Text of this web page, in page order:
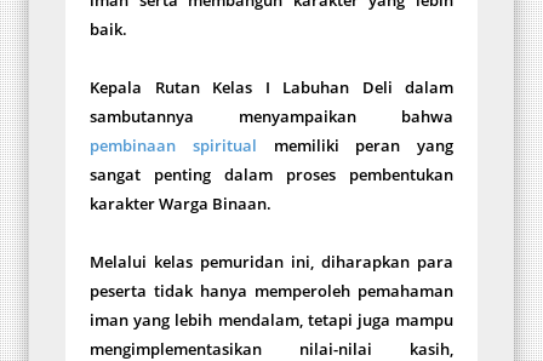
baik.
Kepala Rutan Kelas I Labuhan Deli dalam
sambutannya menyampaikan bahwa
pembinaan spiritual memiliki peran yang
sangat penting dalam proses pembentukan
karakter Warga Binaan.
Melalui kelas pemuridan ini, diharapkan para
peserta tidak hanya memperoleh pemahaman
iman yang lebih mendalam, tetapi juga mampu
mengimplementasikan nilai-nilai kasih,